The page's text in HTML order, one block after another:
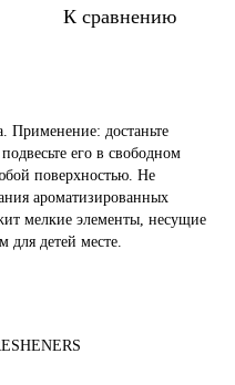
К сравнению
Применение: достаньте
его в свободном
поверхностью. Не
ароматизированных
мелкие элементы, несущие
детей месте.